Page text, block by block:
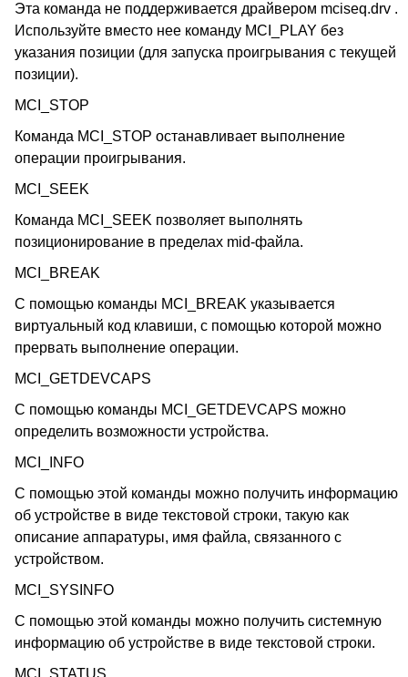
Эта команда не поддерживается драйвером mciseq.drv .
Используйте вместо нее команду MCI_PLAY без
указания позиции (для запуска проигрывания с текущей
позиции).
MCI_STOP
Команда MCI_STOP останавливает выполнение
операции проигрывания.
MCI_SEEK
Команда MCI_SEEK позволяет выполнять
позиционирование в пределах mid-файла.
MCI_BREAK
С помощью команды MCI_BREAK указывается
виртуальный код клавиши, с помощью которой можно
прервать выполнение операции.
MCI_GETDEVCAPS
С помощью команды MCI_GETDEVCAPS можно
определить возможности устройства.
MCI_INFO
С помощью этой команды можно получить информацию
об устройстве в виде текстовой строки, такую как
описание аппаратуры, имя файла, связанного с
устройством.
MCI_SYSINFO
С помощью этой команды можно получить системную
информацию об устройстве в виде текстовой строки.
MCI_STATUS